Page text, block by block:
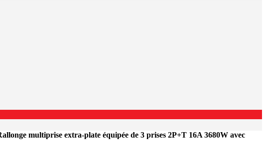
multiprise extra-plate équipée de 3 prises 2P+T 16A 3680W avec